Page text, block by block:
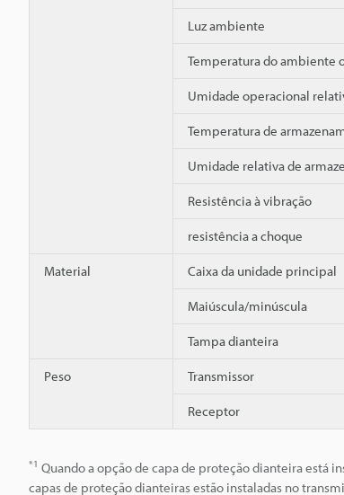
Luz ambiente
Temperatura do ambiente
Umidade operacional
Temperatura de
Umidade relativa de
Resistência à vibração
resistência a choque
Material Caixa da unidade principal
Maiúscula/minúscula
Tampa dianteira
Peso Transmissor
Receptor
*1 Quando a opção de capa de proteção dianteira está
capas de proteção dianteiras estão instaladas no